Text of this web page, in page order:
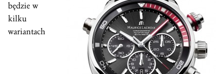
będzie w
kilku
wariantach